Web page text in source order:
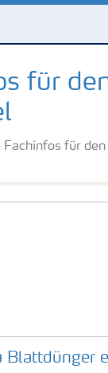
für
Fachinfos für
Blattdünger